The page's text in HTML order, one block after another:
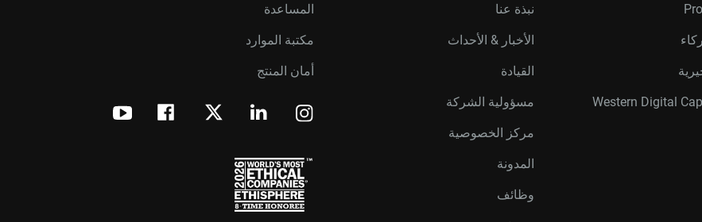
نبذة عنا
الأخبار & الأحداث
القيادة
مسؤولية الشركة
مركز الخصوصية
المدونة
وظائف
المساعدة
مكتبة الموارد
أمان المنتج